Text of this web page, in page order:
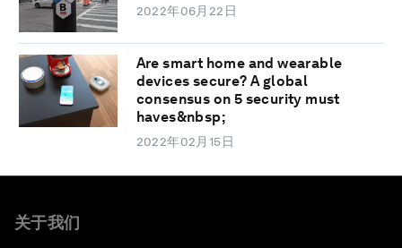
2022年06月22日
Are smart home and wearable
devices secure? A global
consensus on 5 security must
haves&nbsp;
2022年02月15日
关于我们